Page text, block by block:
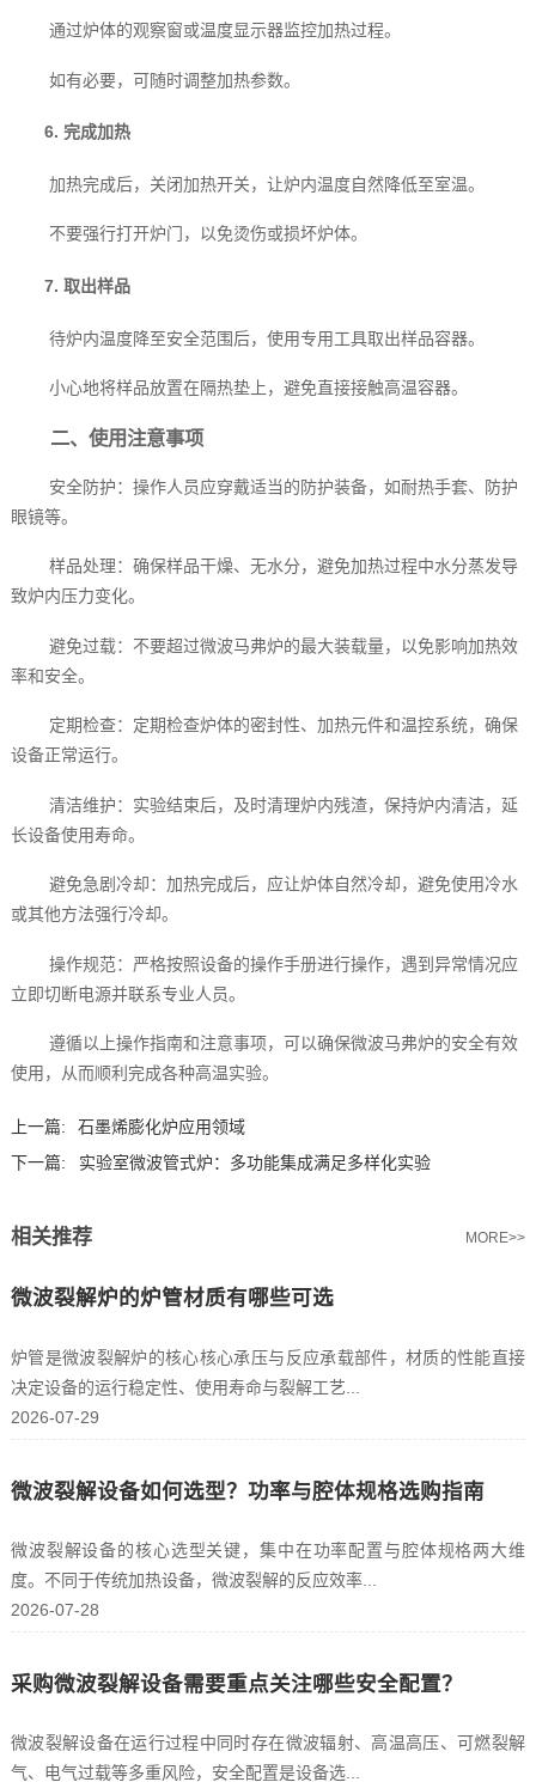
通过炉体的观察窗或温度显示器监控加热过程。
如有必要，可随时调整加热参数。
6. 完成加热
加热完成后，关闭加热开关，让炉内温度自然降低至室温。
不要强行打开炉门，以免烫伤或损坏炉体。
7. 取出样品
待炉内温度降至安全范围后，使用专用工具取出样品容器。
小心地将样品放置在隔热垫上，避免直接接触高温容器。
二、使用注意事项
安全防护：操作人员应穿戴适当的防护装备，如耐热手套、防护
眼镜等。
样品处理：确保样品干燥、无水分，避免加热过程中水分蒸发导
致炉内压力变化。
避免过载：不要超过微波马弗炉的最大装载量，以免影响加热效
率和安全。
定期检查：定期检查炉体的密封性、加热元件和温控系统，确保
设备正常运行。
清洁维护：实验结束后，及时清理炉内残渣，保持炉内清洁，延
长设备使用寿命。
避免急剧冷却：加热完成后，应让炉体自然冷却，避免使用冷水
或其他方法强行冷却。
操作规范：严格按照设备的操作手册进行操作，遇到异常情况应
立即切断电源并联系专业人员。
遵循以上操作指南和注意事项，可以确保微波马弗炉的安全有效
使用，从而顺利完成各种高温实验。
上一篇:
石墨烯膨化炉应用领域
下一篇:
实验室微波管式炉：多功能集成满足多样化实验
相关推荐 MORE>>
微波裂解炉的炉管材质有哪些可选
炉管是微波裂解炉的核心核心承压与反应承载部件，材质的性能直接
决定设备的运行稳定性、使用寿命与裂解工艺...
2026-07-29
微波裂解设备如何选型？功率与腔体规格选购指南
微波裂解设备的核心选型关键，集中在功率配置与腔体规格两大维
度。不同于传统加热设备，微波裂解的反应效率...
2026-07-28
采购微波裂解设备需要重点关注哪些安全配置？
微波裂解设备在运行过程中同时存在微波辐射、高温高压、可燃裂解
气、电气过载等多重风险，安全配置是设备选...